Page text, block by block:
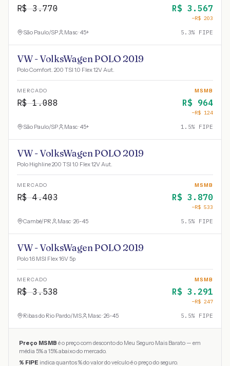
R$3.770 R$ 3.567
−R$ 203
São Paulo/SP Masc · 45+ 5.3% FIPE
VW - VolksWagen POLO 2019
Polo Comfort. 200 TSI 1.0 Flex 12V Aut.
MERCADO
R$1.088
MSMB
R$ 964
−R$ 124
São Paulo/SP Masc · 45+ 1.5% FIPE
VW - VolksWagen POLO 2019
Polo Highline 200 TSI 1.0 Flex 12V Aut.
MERCADO
R$4.403
MSMB
R$ 3.870
−R$ 533
Cambé/PR Masc · 26-45 5.5% FIPE
VW - VolksWagen POLO 2019
Polo 1.6 MSI Flex 16V 5p
MERCADO
R$3.538
MSMB
R$ 3.291
−R$ 247
Ribas do Rio Pardo/MS Masc · 26-45 5.5% FIPE
Preço MSMB é o preço com desconto do Meu Seguro Mais Barato — em
média 5% a 15% abaixo do mercado.
% FIPE indica quantos % do valor do veículo é o preço do seguro.